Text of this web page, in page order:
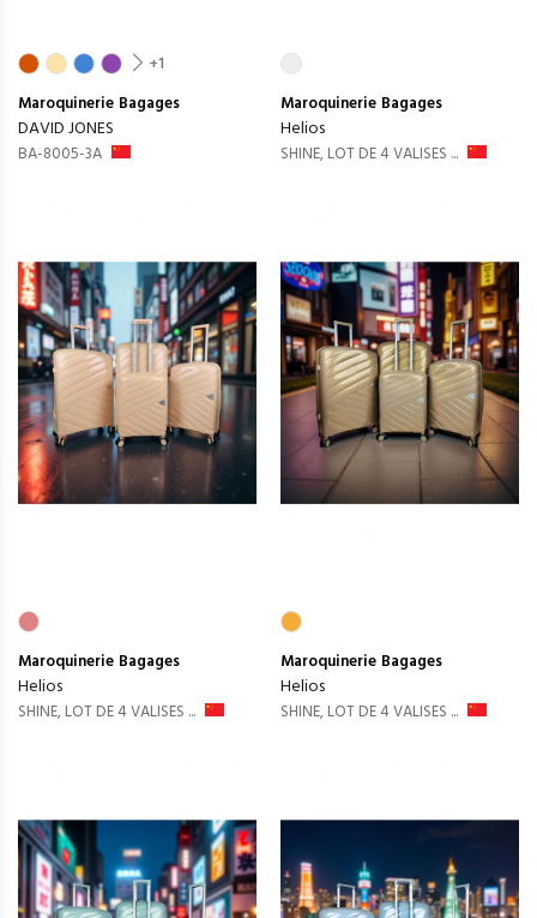
+1
Maroquinerie Bagages
DAVID JONES
BA-8005-3A
Maroquinerie Bagages
Helios
SHINE, LOT DE 4 VALISES ...
Maroquinerie Bagages
Helios
SHINE, LOT DE 4 VALISES ...
Maroquinerie Bagages
Helios
SHINE, LOT DE 4 VALISES ...